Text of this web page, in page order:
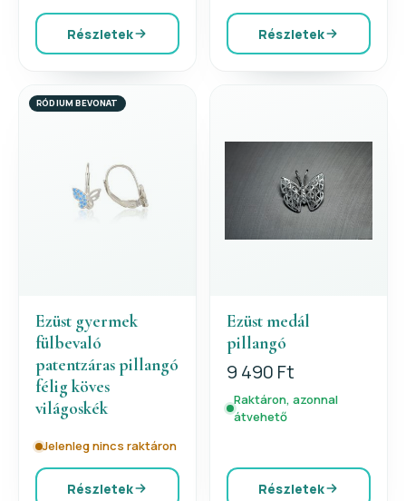
Részletek Részletek
RÓDIUM BEVONAT
Ezüst gyermek
fülbevaló
patentzáras pillangó
félig köves
világoskék
Jelenleg nincs raktáron
Részletek
Ezüst medál
pillangó
9 490 Ft
Raktáron, azonnal
átvehető
Részletek